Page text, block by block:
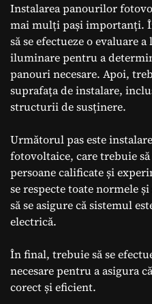
Instalarea panourilor
mai mulți pași importanți.
să se efectueze o evaluare
iluminare pentru a
panouri necesare. Apoi,
suprafața de instalare,
structurii de susținere.
Următorul pas este
fotovoltaice, care trebuie
persoane calificate și
se respecte toate normele
să se asigure că sistemul
electrică.
În final, trebuie să se
necesare pentru a asigura
corect și eficient.